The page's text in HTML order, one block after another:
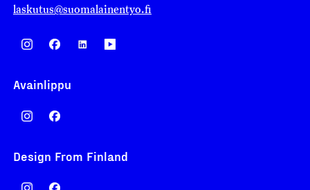
laskutus@suomalainentyo.fi
Avainlippu
Design From Finland